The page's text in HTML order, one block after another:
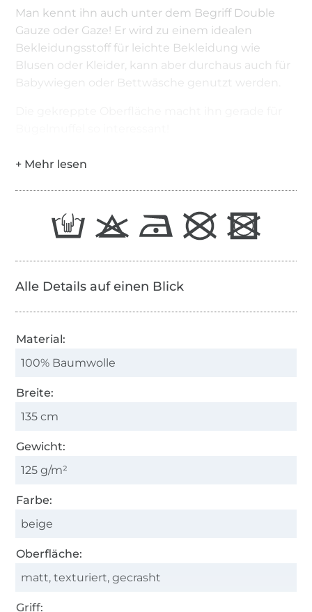
Man kennt ihn auch unter dem Begriff Double
Gauze oder Gaze! Er wird zu einem idealen
Bekleidungsstoff für leichte Bekleidung wie
Blusen oder Kleider, kann aber durchaus auch für
Babywiegen oder Bettwäsche genutzt werden.
Alle Details auf einen Blick
Material:
100% Baumwolle
Breite:
135 cm
Gewicht:
125 g/m²
Farbe:
beige
Oberfläche:
matt, texturiert, gecrasht
Griff: